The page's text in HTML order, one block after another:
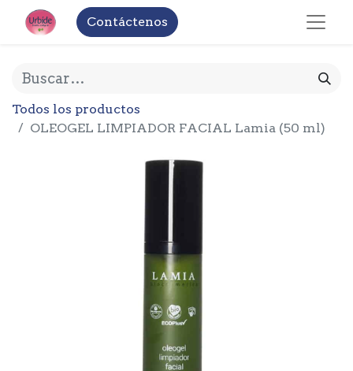
Contáctenos
Todos los productos
OLEOGEL LIMPIADOR FACIAL Lamia (50 ml)